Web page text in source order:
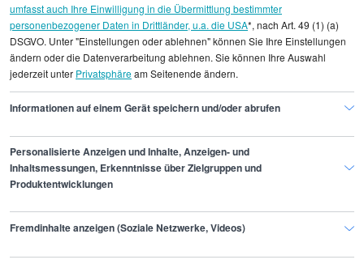
Alle angezeigten Gehaltsdaten beruhen auf
statistischen Erhebungen durch StepStone. Es sind
Durchschnittswerte und die Angaben können nicht
einzelnen Stellenangeboten zugeordnet werden.
Finde den Job,
der zu dir passt.
umfasst auch Ihre Einwilligung in die Übermittlung bestimmter
personenbezogener Daten in Drittländer, u.a. die USA*, nach Art. 49 (1) (a)
DSGVO. Unter "Einstellungen oder ablehnen" können Sie Ihre Einstellungen
ändern oder die Datenverarbeitung ablehnen. Sie können Ihre Auswahl
jederzeit unter Privatsphäream Seitenende ändern.
Informationen auf einem Gerät speichern und/oder abrufen
Personalisierte Anzeigen und Inhalte, Anzeigen- und
Inhaltsmessungen, Erkenntnisse über Zielgruppen und
Produktentwicklungen
Fremdinhalte anzeigen (Soziale Netzwerke, Videos)